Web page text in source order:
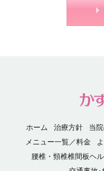
ホーム 治療方針 当
メニュー一覧／料金
腰椎・頸椎椎間板ヘ